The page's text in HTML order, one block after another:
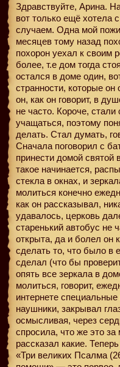
Здравствуйте, Арина.
вот только ещё хотела
случаем. Одна мой
месяцев тому назад
похорон уехал к своим
более, т.е дом тогда
остался в доме один,
странности, которые он
он, как он говорит, в
не часто. Короче, стали
учащаться, поэтому
делать. Стал думать,
Сначала поговорил с
принести домой святой
такое начинается,
стекла в окнах, и
молиться конечно
как он рассказывал,
удавалось, церковь
старенький автобус не
открыта, да и болел он
сделать то, что было в
сделал (что бы
опять все зеркала в
молиться, говорит,
интернете
наушники, закрывал
осмысливая, через
спросила, что же это
рассказал какие.
«Три великих Псалма